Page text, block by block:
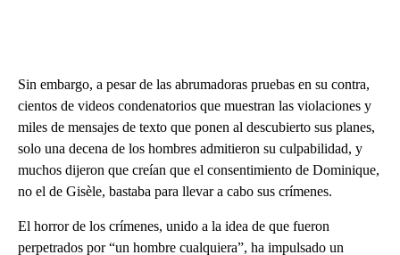
Sin embargo, a pesar de las abrumadoras pruebas en su contra,
cientos de videos condenatorios que muestran las violaciones y
miles de mensajes de texto que ponen al descubierto sus planes,
solo una decena de los hombres admitieron su culpabilidad, y
muchos dijeron que creían que el consentimiento de Dominique,
no el de Gisèle, bastaba para llevar a cabo sus crímenes.
El horror de los crímenes, unido a la idea de que fueron
perpetrados por “un hombre cualquiera”, ha impulsado un